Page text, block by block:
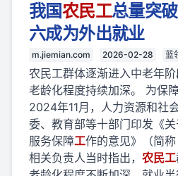
我国农民工总量突
六成为外出就业
m.jiemian.com 2026-02-28 蓝
农民工群体逐渐进入中老年
老龄化程度持续加深。 为保
2024年11月，人力资源和社
委、教育部等十部门印发《
服务保障工作的意见》（简
相关负责人当时指出， 农民工